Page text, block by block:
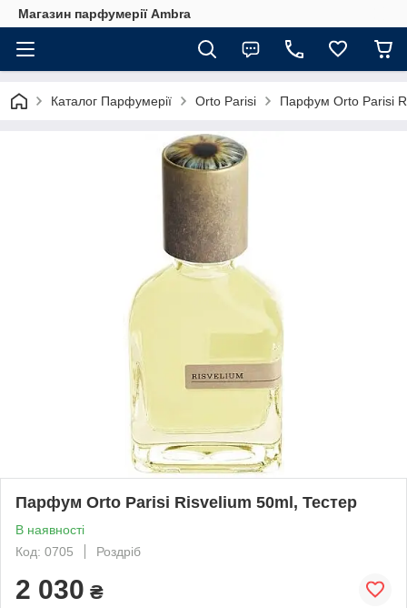
Магазин парфумерії Ambra
Каталог Парфумерії Orto Parisi Парфум Orto Parisi
Парфум Orto Parisi Risvelium 50ml, Тестер
В наявності
Код: 0705
Роздріб
2 030 ₴